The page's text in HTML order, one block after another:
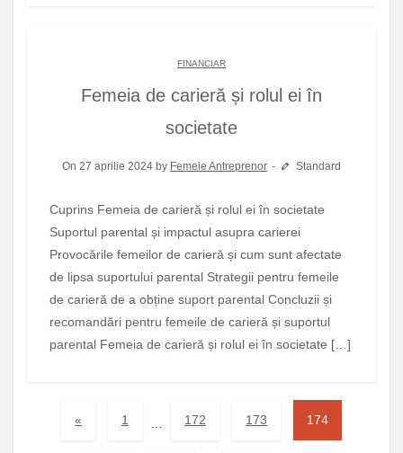
FINANCIAR
Femeia de carieră și rolul ei în
societate
On 27 aprilie 2024 by Femeie Antreprenor Standard
Cuprins Femeia de carieră și rolul ei în societate
Suportul parental și impactul asupra carierei
Provocările femeilor de carieră și cum sunt afectate
de lipsa suportului parental Strategii pentru femeile
de carieră de a obține suport parental Concluzii și
recomandări pentru femeile de carieră și suportul
parental Femeia de carieră și rolul ei în societate […]
« 1 172 173 174